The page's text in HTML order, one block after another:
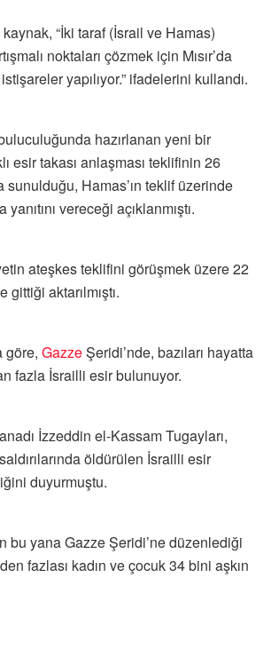
kaynak, “İki taraf (İsrail ve Hamas)
noktaları çözmek için Mısır’da
yapılıyor.” ifadelerini kullandı.
hazırlanan yeni bir
esir takası anlaşması teklifinin 26
sunulduğu, Hamas’ın teklif üzerinde
yanıtını vereceği açıklanmıştı.
ateşkes teklifini görüşmek üzere 22
gittiği aktarılmıştı.
göre, GazzeŞeridi’nde, bazıları hayatta
fazla İsrailli esir bulunuyor.
İzzeddin el-Kassam Tugayları,
öldürülen İsrailli esir
duyurmuştu.
bu yana Gazze Şeridi’ne düzenlediği
fazlası kadın ve çocuk 34 bini aşkın